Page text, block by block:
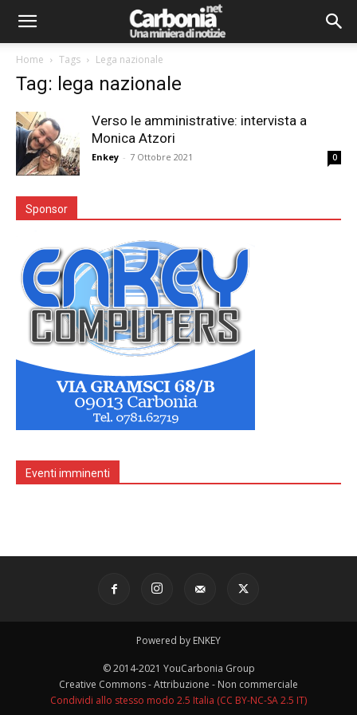
Home Tags Lega nazionale
Tag: lega nazionale
Verso le amministrative: intervista a
Monica Atzori
Enkey - 7 Ottobre 2021 0
Sponsor
Eventi imminenti
Powered by ENKEY
© 2014-2021 YouCarbonia Group
Creative Commons - Attribuzione - Non commerciale
Condividi allo stesso modo 2.5 Italia (CC BY-NC-SA 2.5 IT)